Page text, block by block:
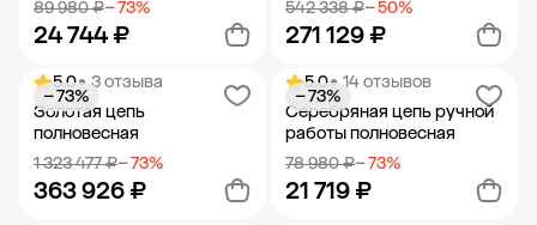
89 980 ₽− 73%
24 744 ₽
Добавить в корзину
542 338 ₽− 50%
271 129 ₽
Добавить в корзину
5.0• 3 отзыва
Золотая цепь
полновесная
1 323 477 ₽− 73%
363 926 ₽
− 73%
5.0• 14 отзывов
Серебряная цепь ручной
работы полновесная
78 980 ₽− 73%
21 719 ₽
− 73%